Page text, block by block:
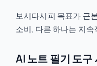
보시다시피 목표가 근
소비, 다른 하나는 지
AI 노트 필기 도구